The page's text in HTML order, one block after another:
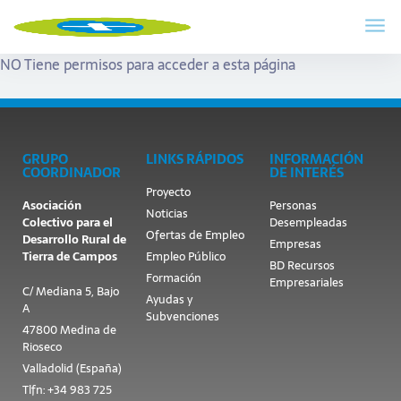
NO Tiene permisos para acceder a esta página
GRUPO
COORDINADOR
Asociación
Colectivo para el
Desarrollo Rural de
Tierra de Campos
C/ Mediana 5, Bajo
A
47800 Medina de
Rioseco
Valladolid (España)
Tlfn: +34 983 725
LINKS RÁPIDOS
Proyecto
Noticias
Ofertas de Empleo
Empleo Público
Formación
Ayudas y
Subvenciones
INFORMACIÓN
DE INTERÉS
Personas
Desempleadas
Empresas
BD Recursos
Empresariales